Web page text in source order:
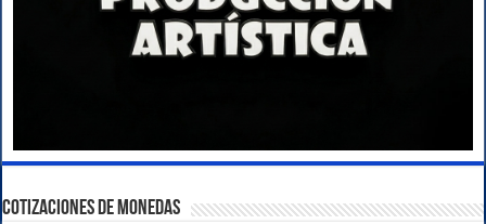
COTIZACIONES DE MONEDAS